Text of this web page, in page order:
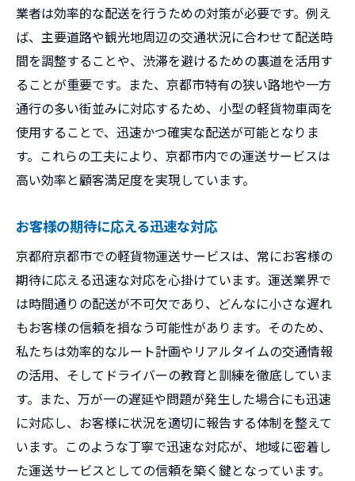
業者は効率的な配送を行うための対策が必要です。例え
ば、主要道路や観光地周辺の交通状況に合わせて配送時
間を調整することや、渋滞を避けるための裏道を活用す
ることが重要です。また、京都市特有の狭い路地や一方
通行の多い街並みに対応するため、小型の軽貨物車両を
使用することで、迅速かつ確実な配送が可能となりま
す。これらの工夫により、京都市内での運送サービスは
高い効率と顧客満足度を実現しています。
お客様の期待に応える迅速な対応
京都府京都市での軽貨物運送サービスは、常にお客様の
期待に応える迅速な対応を心掛けています。運送業界で
は時間通りの配送が不可欠であり、どんなに小さな遅れ
もお客様の信頼を損なう可能性があります。そのため、
私たちは効率的なルート計画やリアルタイムの交通情報
の活用、そしてドライバーの教育と訓練を徹底していま
す。また、万が一の遅延や問題が発生した場合にも迅速
に対応し、お客様に状況を適切に報告する体制を整えて
います。このような丁寧で迅速な対応が、地域に密着し
た運送サービスとしての信頼を築く鍵となっています。